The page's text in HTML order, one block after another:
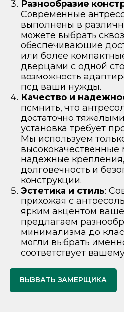
Разнообразие
Современные
выполнены в
можете выбрать
обеспечивающие
или более
дверцами с одной
возможность
под ваши нужды.
Качество и
помнить, что
достаточно
установка требует
Мы используем
высококачественные
надежные крепления,
долговечность и
конструкции.
Эстетика и стиль:
прихожая с
ярким акцентом
предлагаем
минимализма до
могли выбрать
соответствует
ВЫЗВАТЬ ЗАМЕРЩИКА